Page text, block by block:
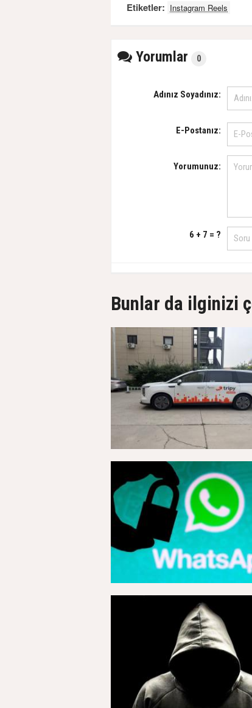
Etiketler: Instagram Reels
Yorumlar 0
Adınız Soyadınız:
E-Postanız:
Yorumunuz:
6 + 7 = ?
Bunlar da ilginizi